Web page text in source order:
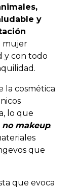
y
mujer
y con todo
la cosmética
lo que
makeup.
que
que evoca